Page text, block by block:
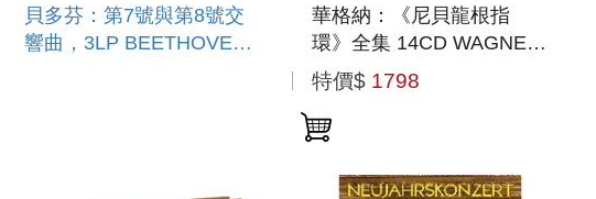
貝多芬：第7號與第8號交
響曲，3LP BEETHOVEN:
華格納：《尼貝龍根指
環》全集 14CD WAGNER:
DER RING DES
NIBELUNGEN 14CD
特價$ 1798